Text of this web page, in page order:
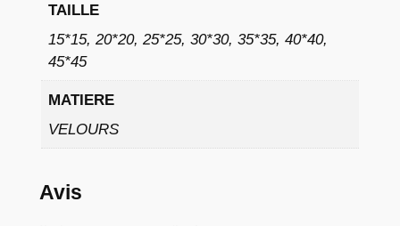
TAILLE
15*15, 20*20, 25*25, 30*30, 35*35, 40*40,
45*45
MATIERE
VELOURS
Avis